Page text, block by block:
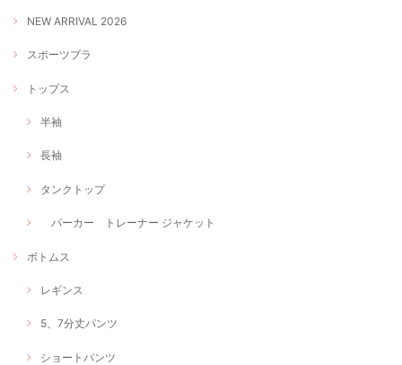
NEW ARRIVAL 2026
スポーツブラ
トップス
半袖
長袖
タンクトップ
パーカー トレーナー ジャケット
ボトムス
レギンス
5、7分丈パンツ
ショートパンツ